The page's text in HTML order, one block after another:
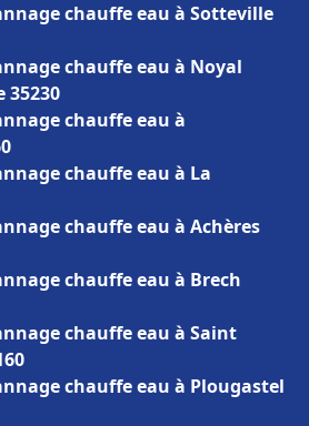
chauffe eau à Sotteville
chauffe eau à Noyal
35230
chauffe eau à
chauffe eau à La
chauffe eau à Achères
chauffe eau à Brech
chauffe eau à Saint
chauffe eau à Plougastel